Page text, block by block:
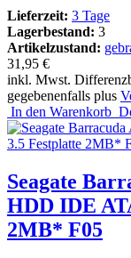
Lieferzeit: 3 Tage
Lagerbestand: 3
Artikelzustand:
31,95 €
inkl. Mwst.
gegebenenfalls plus
In den Warenkorb
Seagate
HDD IDE
2MB* F05